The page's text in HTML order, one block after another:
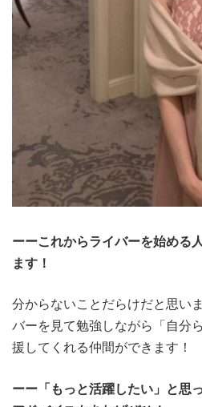
ーーこれからライバーを始める
ます！
分からないことだらけだと思い
バーを見て勉強しながら「自分
援してくれる仲間ができます！
ーー「もっと活躍したい」と思